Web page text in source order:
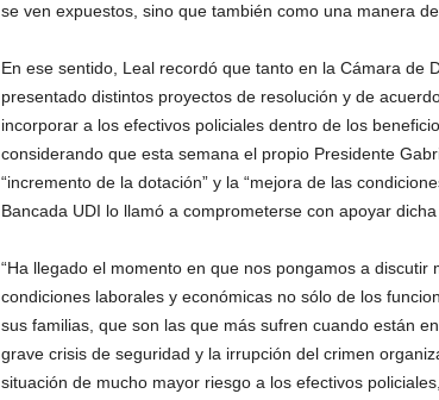
se ven expuestos, sino que también como una manera
En ese sentido, Lealrecordó que tanto en la Cámara de
presentado distintos proyectos de resolución y de
incorporar a los efectivos policiales dentro de los
considerando que esta semana el propio Presidente
“incremento de la dotación” y la “mejora de las
Bancada UDI lo llamó a comprometerse con apoyar
“Ha llegado el momento en que nos pongamos a
condiciones laborales y económicas no sólo de los
sus familias, que son las que más sufren cuando están
grave crisis de seguridad y la irrupción del crimen
situación de mucho mayor riesgo a los efectivos